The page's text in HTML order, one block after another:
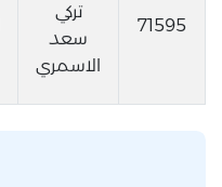
71595
تركي
سعد
الاسمري